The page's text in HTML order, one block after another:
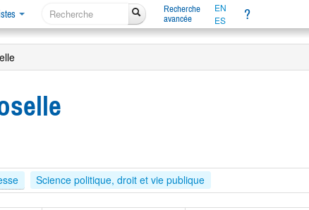
Recherche
avancée
EN
ES
?
Science politique, droit et vie publique